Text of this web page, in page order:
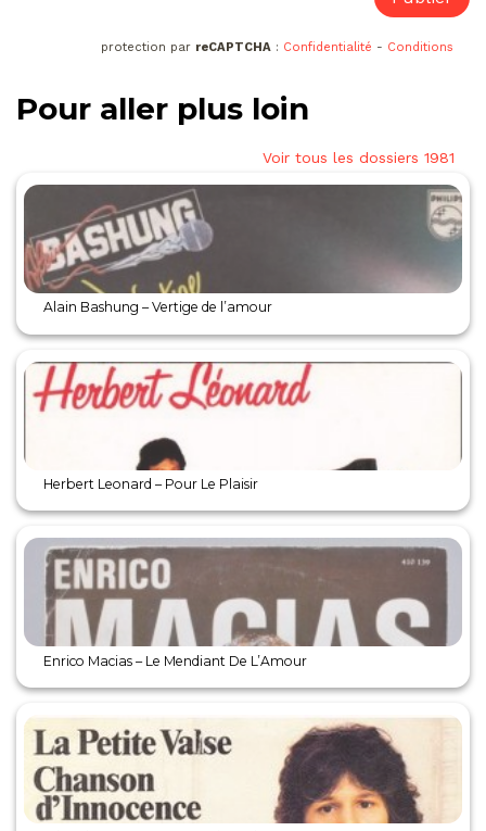
protection par reCAPTCHA : Confidentialité - Conditions
Pour aller plus loin
Voir tous les dossiers 1981
Alain Bashung – Vertige de l’amour
Herbert Leonard – Pour Le Plaisir
Enrico Macias – Le Mendiant De L’Amour